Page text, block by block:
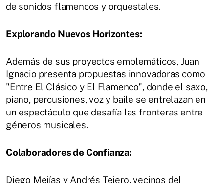
de sonidos flamencos y orquestales.
Explorando Nuevos Horizontes:
Además de sus proyectos emblemáticos, Juan
Ignacio presenta propuestas innovadoras como
"Entre El Clásico y El Flamenco", donde el saxo,
piano, percusiones, voz y baile se entrelazan en
un espectáculo que desafía las fronteras entre
géneros musicales.
Colaboradores de Confianza:
Diego Mejías y Andrés Tejero, vecinos del